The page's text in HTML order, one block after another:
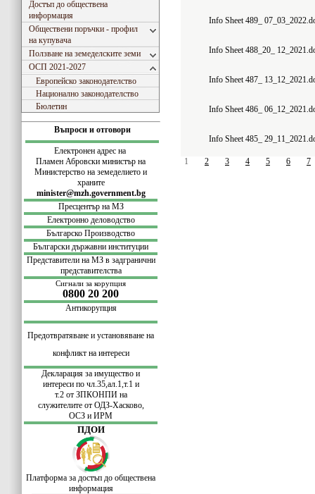
Достъп до обществена
информация
Обществени поръчки - профил
на купувача
Ползване на земеделските земи
ОСП 2021-2027
Европейско законодателство
Национално законодателство
Бюлетин
Въпроси и отговори
Електронен адрес на
Пламен Абровски министър на
Министерство на земеделието и
храните
minister@mzh.government.bg
Пресцентър на МЗ
Електронно деловодство
Българско Производство
Български държавни институции
Представители на МЗ в задгранични
представителства
Сигнали за корупция
0800 20 200
Антикорупция
Предотвратяване и установяване на
конфликт на интереси
Декларация за имущество и
интереси по чл.35,ал.1,т.1 и
т.2 от ЗПКОНПИ на
служителите от ОДЗ-Хасково,
ОСЗ и ИРМ
ПДОИ
Платформа за достъп до обществена
информация
Info Sheet 489_
Info Sheet 488_20_
Info Sheet 487_
Info Sheet 486_
Info Sheet 485_
1 2 3 4 5 6 7